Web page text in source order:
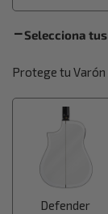
Selecciona
Protege tu
Defender